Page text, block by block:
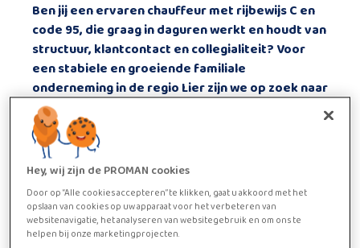
Ben jij eenervaren chauffeur met rijbewijs C en
code 95, die graag indagurenwerkt en houdt van
structuur, klantcontact en collegialiteit? Voor
een stabiele en groeiende familiale
onderneming in de regio Lier zijn we op zoek naar
een distributiechauffeur C die mee instaat voor
een vlotte en correcte belevering van klanten
binnen Antwerpen en Limburg.
Ben je geïnteresseerd? Solliciteer dan online of
bel ons via 015 24 38 50.
Functie beschrijving
Als Distributiechauffeur C ben je samen met je collega’s
Hey, wij zijn de PROMAN cookies
Door op “Alle cookies accepteren” te klikken, gaat u akkoord met het
opslaan van cookies op uw apparaat voor het verbeteren van
websitenavigatie, het analyseren van websitegebruik en om ons te
helpen bij onze marketingprojecten.